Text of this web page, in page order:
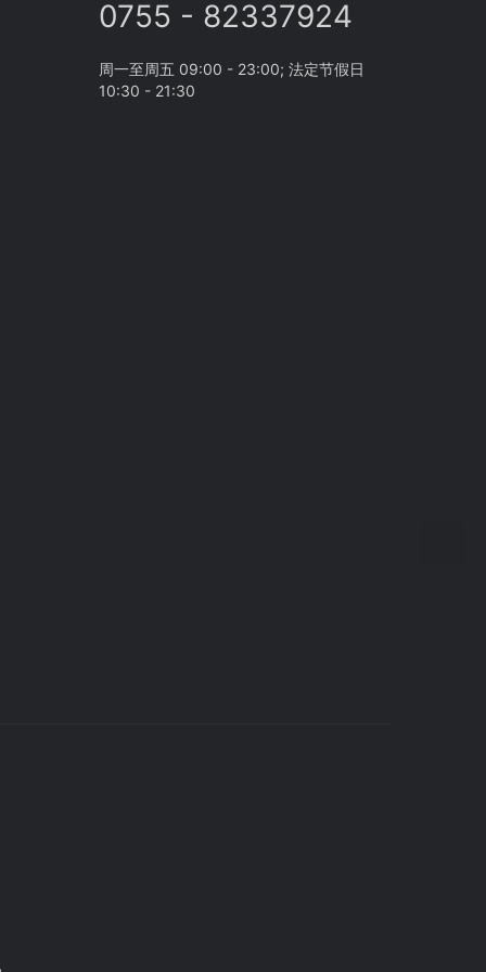
0755 - 82337924
周一至周五 09:00 - 23:00; 法定节假日
10:30 - 21:30